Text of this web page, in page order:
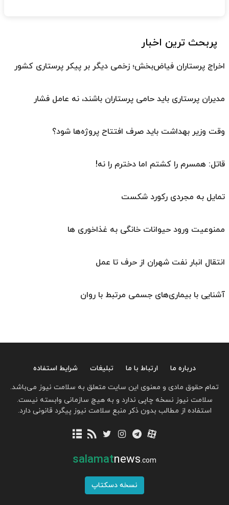
پربحث ترین اخبار
اخراج پرستاران فیاض‌بخش؛ زخمی دیگر بر پیکر پرستاری کشور
مدیران پرستاری باید حامی پرستاران باشند، نه عامل فشار
وقت وزیر بهداشت باید صرف افتتاح پروژه‌ها شود؟
قاتل: همسرم را کشتم اما دخترم را نه!
تمایل به مجردی رکورد شکست
ممنوعیت ورود حیوانات خانگی به غذاخوری ها
انتقال انبار نفت شهران از حرف تا عمل
آشنایی با بیماری‌های جسمی مرتبط با روان
درباره ما ارتباط با ما تبلیغات
شرایط استفاده
تمام حقوق مادی و معنوی این سایت متعلق به سلامت نیوز می‌باشد.
سلامت نیوز نسخه چاپی ندارد و به هیچ سازمانی وابسته نیست.
استفاده از مطالب بدون ذکر منبع سلامت نیوز پیگرد قانونی دارد.
salamatnews.com
نسخه دسکتاپ